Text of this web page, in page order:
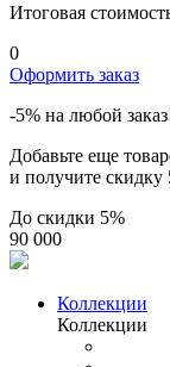
Итоговая
0
Оформить заказ
-5% на любой
Добавьте еще
и получите скидку
До скидки 5%
90 000
Коллекции
Коллекции